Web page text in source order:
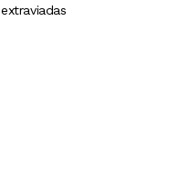
extraviadas